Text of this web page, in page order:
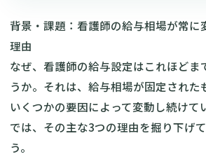
背景・課題：看護師の給与相場が常に
理由
なぜ、看護師の給与設定はこれほどま
うか。それは、給与相場が固定された
いくつかの要因によって変動し続けて
では、その主な3つの理由を掘り下げ
う。